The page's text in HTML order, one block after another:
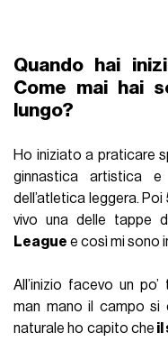
Quando hai
Come mai hai
lungo?
Ho iniziato a praticare
ginnastica artistica
dell’atletica leggera.
vivo una delle tappe
League e così mi sono
All’inizio facevo un
man mano il campo si
naturale ho capito che il